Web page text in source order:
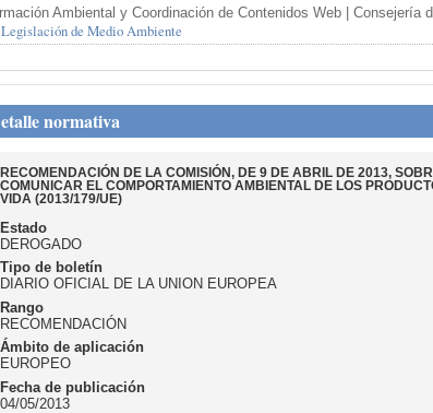
Ambiental y Coordinación de Contenidos Web | Consejería
de Medio Ambiente
normativa
RECOMENDACIÓN DE LA COMISIÓN, DE 9 DE ABRIL DE 2013,
COMUNICAR EL COMPORTAMIENTO AMBIENTAL DE LOS
VIDA (2013/179/UE)
Estado
DEROGADO
Tipo de boletín
DIARIO OFICIAL DE LA UNION EUROPEA
Rango
RECOMENDACIÓN
Ámbito de aplicación
EUROPEO
Fecha de publicación
04/05/2013